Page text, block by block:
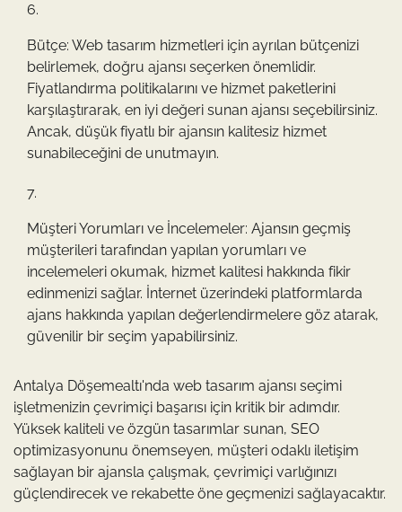
Bütçe: Web tasarım hizmetleri için ayrılan bütçenizi
belirlemek, doğru ajansı seçerken önemlidir.
Fiyatlandırma politikalarını ve hizmet paketlerini
karşılaştırarak, en iyi değeri sunan ajansı seçebilirsiniz.
Ancak, düşük fiyatlı bir ajansın kalitesiz hizmet
sunabileceğini de unutmayın.
Müşteri Yorumları ve İncelemeler: Ajansın geçmiş
müşterileri tarafından yapılan yorumları ve
incelemeleri okumak, hizmet kalitesi hakkında fikir
edinmenizi sağlar. İnternet üzerindeki platformlarda
ajans hakkında yapılan değerlendirmelere göz atarak,
güvenilir bir seçim yapabilirsiniz.
Antalya Döşemealtı'nda web tasarım ajansı seçimi
işletmenizin çevrimiçi başarısı için kritik bir adımdır.
Yüksek kaliteli ve özgün tasarımlar sunan, SEO
optimizasyonunu önemseyen, müşteri odaklı iletişim
sağlayan bir ajansla çalışmak, çevrimiçi varlığınızı
güçlendirecek ve rekabette öne geçmenizi sağlayacaktır.